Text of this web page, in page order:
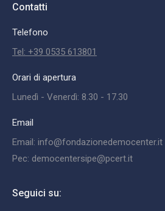
Contatti
Telefono
Tel: +39 0535 613801
Orari di apertura
Lunedì - Venerdì: 8.30 - 17.30
Email
Email: info@fondazionedemocenter.it
Pec: democentersipe@pcert.it
Seguici su: